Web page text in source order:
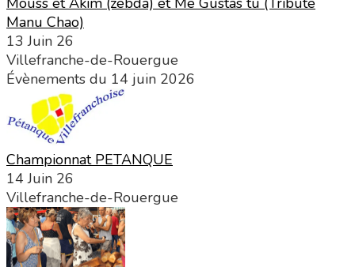
Manu Chao)
13 Juin 26
Villefranche-de-Rouergue
Évènements du 14 juin 2026
Championnat PETANQUE
14 Juin 26
Villefranche-de-Rouergue